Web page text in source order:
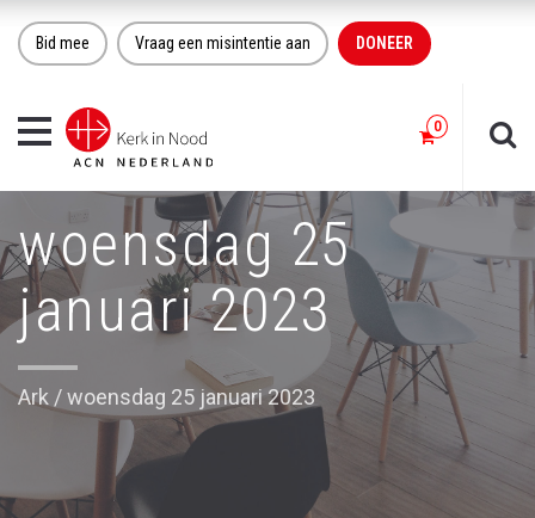
Bid mee Vraag een misintentie aan DONEER
Toggle
navigation
woensdag 25
januari 2023
Ark /woensdag 25 januari 2023